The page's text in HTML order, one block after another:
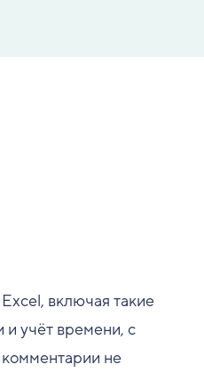
включая такие
и учёт времени, с
не